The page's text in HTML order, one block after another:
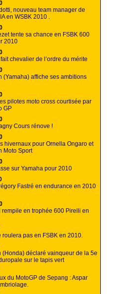
nouveau team manager de
en WSBK 2010 .
tente sa chance en FSBK 600
2010
chevalier de l’ordre du mérite
(Yamaha) affiche ses ambitions
pilotes moto cross courtisée par
GP
Cours rénove !
hivernaux pour Ornella Ongaro et
Moto Sport
sur Yamaha pour 2010
Fastré en endurance en 2010
rempile en trophée 600 Pirelli en
roulera pas en FSBK en 2010.
(Honda) déclaré vainqueur de la 5e
sur le tapis vert
du MotoGP de Sepang : Aspar